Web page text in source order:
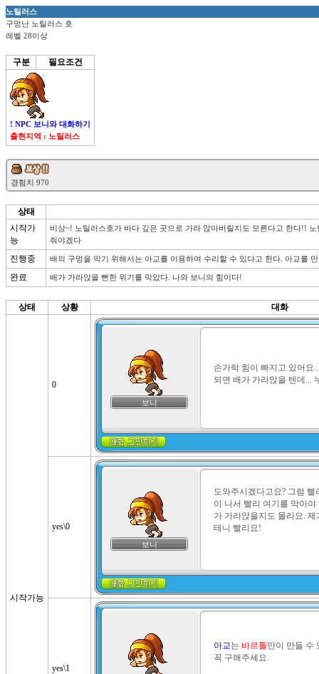
노틸러스
구멍난 노틸러스 호
레벨 28이상
구분 필요조건
! NPC 보니와 대화하기
출현지역 : 노틸러스
상태
시작가
능
비상~! 노틸러스호가 바다 깊은 곳으로 가라 앉아버릴지도 모른다고 한다!!
줘야겠다
진행중 배의 구멍을 막기 위해서는 아교를 이용하여 수리할 수 있다고 한다. 아교를
완료 배가 가라앉을 뻔한 위기를 막았다. 나와 보니의 힘이다!
상태 상황 대화
시작가능
0
보니
손가락 힘이 빠지고 있어요
되면 배가 가라앉을 텐데...
yes\0
보니
도와주시겠다고요? 그럼
이 나서 빨리 여기를 막아
가 가라앉을지도 몰라요.
테니 빨리요!
yes\1
아교는 바르톨만이 만들 수
꼭 구해주세요.